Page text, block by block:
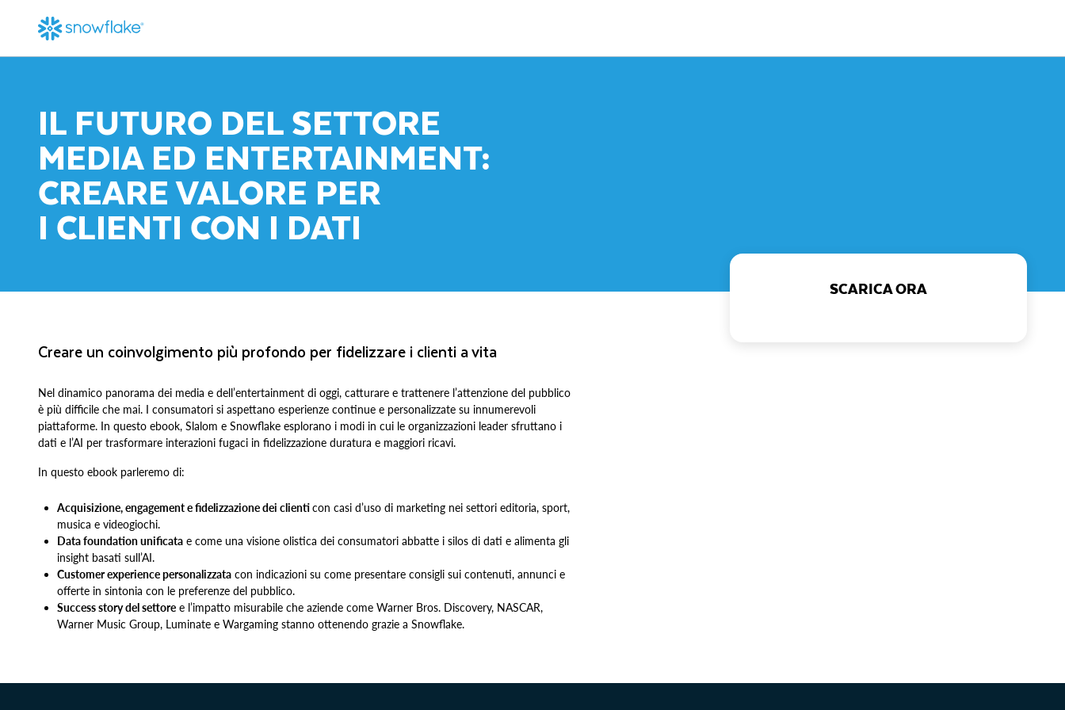
IL FUTURO DEL SETTORE
MEDIA ED ENTERTAINMENT:
CREARE VALORE PER
I CLIENTI CON I DATI
Creare un coinvolgimento più profondo per fidelizzare i clienti a vita
Nel dinamico panorama dei media e dell’entertainment di oggi, catturare e trattenere l’attenzione del pubblico
è più difficile che mai. I consumatori si aspettano esperienze continue e personalizzate su innumerevoli
piattaforme. In questo ebook, Slalom e Snowflake esplorano i modi in cui le organizzazioni leader sfruttano i
dati e l’AI per trasformare interazioni fugaci in fidelizzazione duratura e maggiori ricavi.
In questo ebook parleremo di:
Acquisizione, engagement e fidelizzazione dei clienticon casi d’uso di marketing nei settori editoria, sport,
musica e videogiochi.
Data foundation unificata e come una visione olistica dei consumatori abbatte i silos di dati e alimenta gli
insight basati sull’AI.
Customer experience personalizzata con indicazioni su come presentare consigli sui contenuti, annunci e
offerte in sintonia con le preferenze del pubblico.
Success story del settore e l’impatto misurabile che aziende come Warner Bros. Discovery, NASCAR,
Warner Music Group, Luminate e Wargaming stanno ottenendo grazie a Snowflake.
SCARICA ORA